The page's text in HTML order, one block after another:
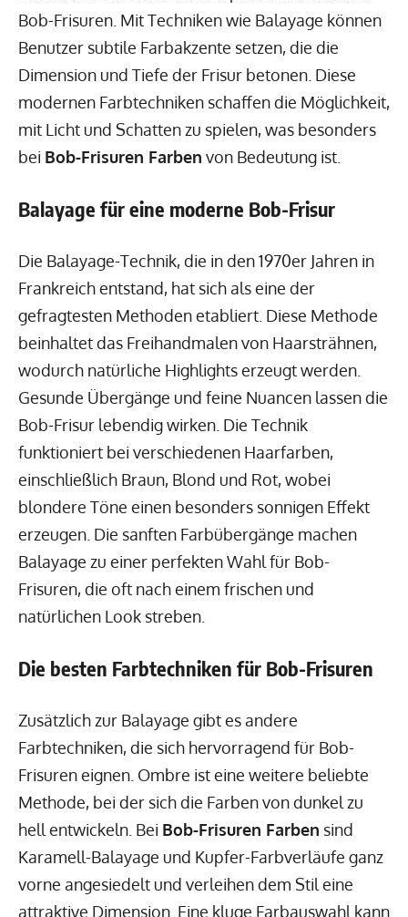
Bob-Frisuren. Mit Techniken wie Balayage können
Benutzer subtile Farbakzente setzen, die die
Dimension und Tiefe der Frisur betonen. Diese
modernen Farbtechniken schaffen die Möglichkeit,
mit Licht und Schatten zu spielen, was besonders
bei Bob-Frisuren Farben von Bedeutung ist.
Balayage für eine moderne Bob-Frisur
Die Balayage-Technik, die in den 1970er Jahren in
Frankreich entstand, hat sich als eine der
gefragtesten Methoden etabliert. Diese Methode
beinhaltet das Freihandmalen von Haarsträhnen,
wodurch natürliche Highlights erzeugt werden.
Gesunde Übergänge und feine Nuancen lassen die
Bob-Frisur lebendig wirken. Die Technik
funktioniert bei verschiedenen Haarfarben,
einschließlich Braun, Blond und Rot, wobei
blondere Töne einen besonders sonnigen Effekt
erzeugen. Die sanften Farbübergänge machen
Balayage zu einer perfekten Wahl für Bob-
Frisuren, die oft nach einem frischen und
natürlichen Look streben.
Die besten Farbtechniken für Bob-Frisuren
Zusätzlich zur Balayage gibt es andere
Farbtechniken, die sich hervorragend für Bob-
Frisuren eignen. Ombre ist eine weitere beliebte
Methode, bei der sich die Farben von dunkel zu
hell entwickeln. Bei Bob-Frisuren Farben sind
Karamell-Balayage und Kupfer-Farbverläufe ganz
vorne angesiedelt und verleihen dem Stil eine
attraktive Dimension. Eine kluge Farbauswahl kann